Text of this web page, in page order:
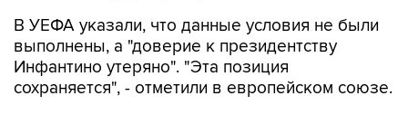
В УЕФА указали, что данные условия не были
выполнены, а "доверие к президентству
Инфантино утеряно". "Эта позиция
сохраняется", - отметили в европейском союзе.